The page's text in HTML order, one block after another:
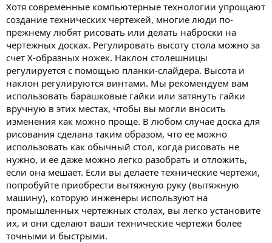
Хотя современные компьютерные технологии упрощают
создание технических чертежей, многие люди по-
прежнему любят рисовать или делать наброски на
чертежных досках. Регулировать высоту стола можно за
счет Х-образных ножек. Наклон столешницы
регулируется с помощью планки-слайдера. Высота и
наклон регулируются винтами. Мы рекомендуем вам
использовать барашковые гайки или затянуть гайки
вручную в этих местах, чтобы вы могли вносить
изменения как можно проще. В любом случае доска для
рисования сделана таким образом, что ее можно
использовать как обычный стол, когда рисовать не
нужно, и ее даже можно легко разобрать и отложить,
если она мешает. Если вы делаете технические чертежи,
попробуйте приобрести вытяжную руку (вытяжную
машину), которую инженеры используют на
промышленных чертежных столах, вы легко установите
их, и они сделают ваши технические чертежи более
точными и быстрыми.